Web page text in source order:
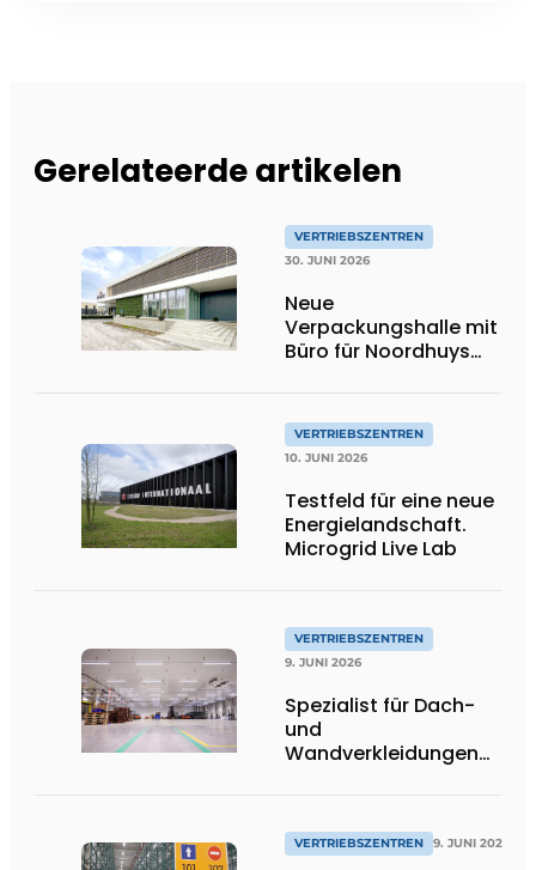
Gerelateerde artikelen
VERTRIEBSZENTREN
30. JUNI 2026
Neue
Verpackungshalle mit
Büro für Noordhuys
VERTRIEBSZENTREN
10. JUNI 2026
Testfeld für eine neue
Energielandschaft.
Microgrid Live Lab
VERTRIEBSZENTREN
9. JUNI 2026
Spezialist für Dach-
und
Wandverkleidungen
Qualität
VERTRIEBSZENTREN 9. JUNI 2026